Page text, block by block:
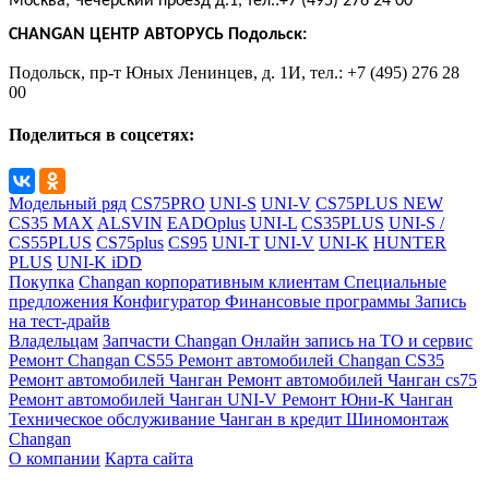
CHANGAN
ЦЕНТР АВТОРУСЬ Подольск:
Подольск, пр-т Юных Ленинцев, д. 1И, тел.: +7 (495) 276 28
00
Поделиться в соцсетях:
Модельный ряд CS75PRO UNI-S UNI-V CS75PLUS NEW
CS35 MAX ALSVIN EADOplus UNI-L CS35PLUS UNI-S /
CS55PLUS CS75plus CS95 UNI-T UNI-V UNI-K HUNTER
PLUS UNI-K iDD
Покупка Changan корпоративным клиентам Специальные
предложения Конфигуратор Финансовые программы Запись
на тест-драйв
Владельцам Запчасти Changan Онлайн запись на ТО и сервис
Ремонт Changan CS55 Ремонт автомобилей Changan CS35
Ремонт автомобилей Чанган Ремонт автомобилей Чанган cs75
Ремонт автомобилей Чанган UNI-V Ремонт Юни-К Чанган
Техническое обслуживание Чанган в кредит Шиномонтаж
Changan
О компании Карта сайта